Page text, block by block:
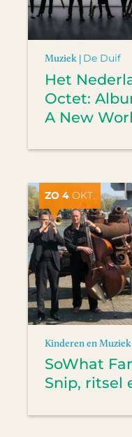
Muziek | De Duif
Het
Octet:
A New
ZO 4 OKT.
Kinderen en
SoWhat
Snip, ritsel